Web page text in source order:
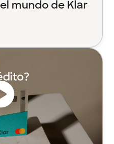
mundo de Klar